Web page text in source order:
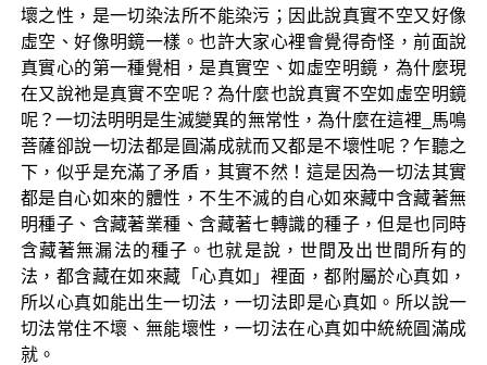
壞之性，是一切染法所不能染污；因此說真實不空又好像
虛空、好像明鏡一樣。也許大家心裡會覺得奇怪，前面說
真實心的第一種覺相，是真實空、如虛空明鏡，為什麼現
在又說祂是真實不空呢？為什麼也說真實不空如虛空明鏡
呢？一切法明明是生滅變異的無常性，為什麼在這裡_馬鳴
菩薩卻說一切法都是圓滿成就而又都是不壞性呢？乍聽之
下，似乎是充滿了矛盾，其實不然！這是因為一切法其實
都是自心如來的體性，不生不滅的自心如來藏中含藏著無
明種子、含藏著業種、含藏著七轉識的種子，但是也同時
含藏著無漏法的種子。也就是說，世間及出世間所有的
法，都含藏在如來藏「心真如」裡面，都附屬於心真如，
所以心真如能出生一切法，一切法即是心真如。所以說一
切法常住不壞、無能壞性，一切法在心真如中統統圓滿成
就。